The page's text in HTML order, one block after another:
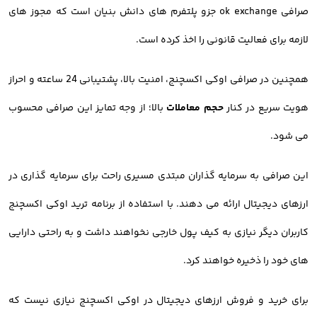
صرافی ok exchange جزو پلتفرم های دانش بنیان است که مجوز های
لازمه برای فعالیت قانونی را اخذ کرده است.
همچنین در صرافی اوکی اکسچنج، امنیت بالا، پشتیبانی 24 ساعته و احراز
هویت سریع در کنارحجم معاملات بالا؛ از وجه تمایز این صرافی محسوب
می شود.
این صرافی به سرمایه گذاران مبتدی مسیری راحت برای سرمایه گذاری در
ارزهای دیجیتال ارائه می دهند. با استفاده از برنامه ترید اوکی اکسچنج
کاربران دیگر نیازی به کیف پول خارجی نخواهند داشت و به راحتی دارایی
های خود را ذخیره خواهند کرد.
برای خرید و فروش ارزهای دیجیتال در اوکی اکسچنج نیازی نیست که